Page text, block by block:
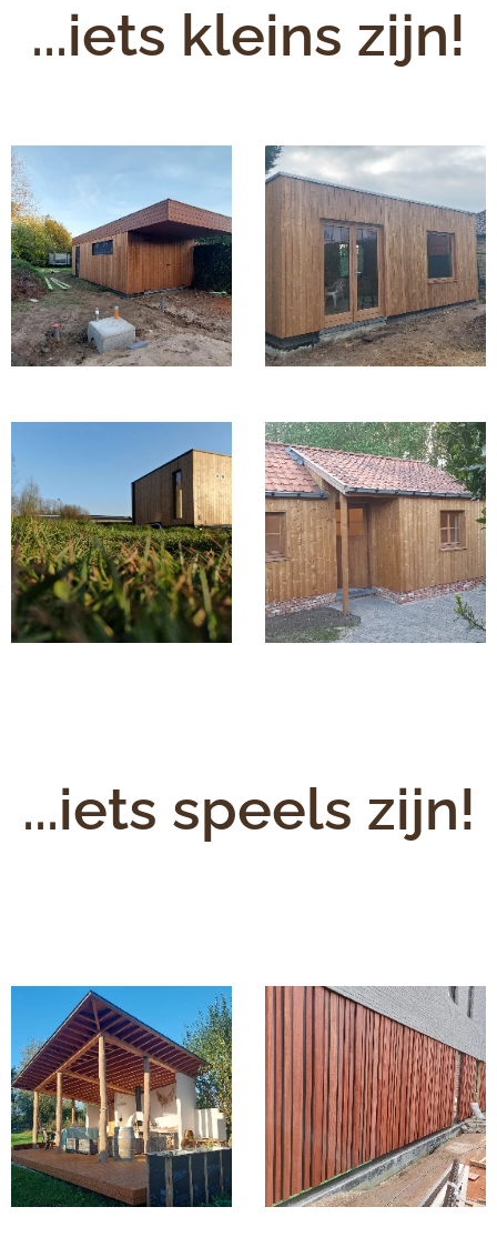
...iets kleins zijn!
...iets speels zijn!